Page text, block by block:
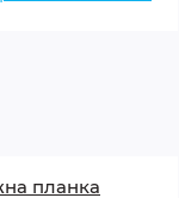
планка